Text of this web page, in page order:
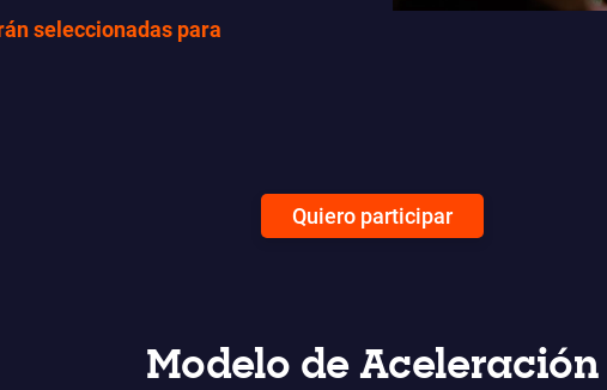
seleccionadas para
Quiero participar
Modelo de Aceleración